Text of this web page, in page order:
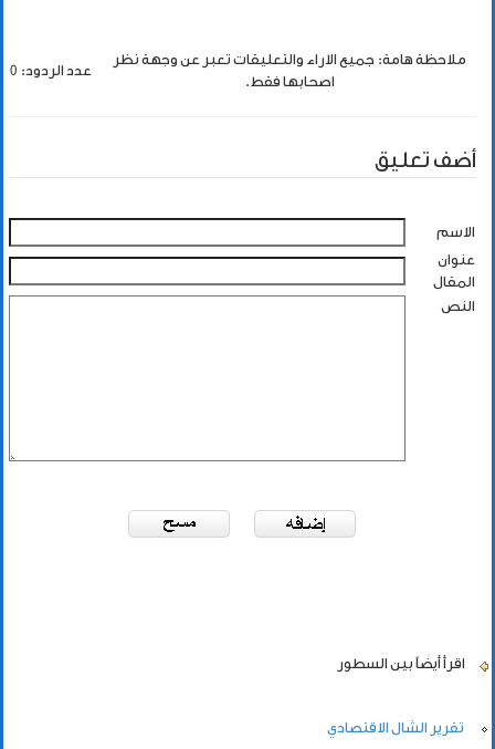
ملاحظة هامة: جميع الاراء والتعليقات تعبر عن وجهة نظر
اصحابها فقط.
عدد الردود: 0
أضف تعليق
الاسم
عنوان
المقال
النص
اقرأ أيضاً بين السطور
تقرير الشال الاقتصادي